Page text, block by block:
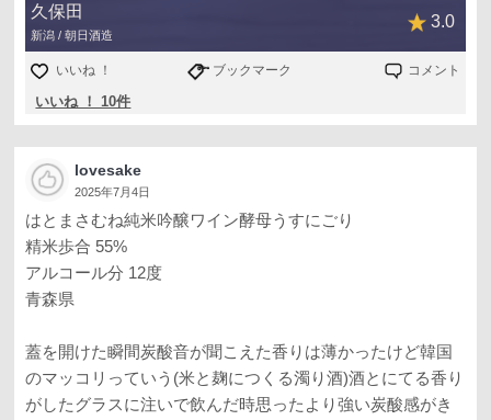
久保田
新潟 / 朝日酒造
3.0
いいね ！ ブックマーク コメント
いいね ！ 10件
lovesake
2025年7月4日
はとまさむね純米吟醸ワイン酵母うすにごり
精米歩合 55%
アルコール分 12度
青森県
蓋を開けた瞬間炭酸音が聞こえた香りは薄かったけど韓国
のマッコリっていう(米と麹につくる濁り酒)酒とにてる香り
がしたグラスに注いで飲んだ時思ったより強い炭酸感がき